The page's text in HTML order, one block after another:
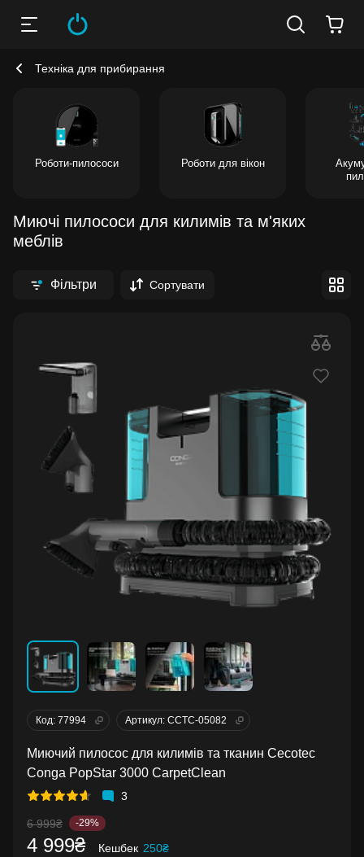
Техніка для прибирання
Роботи-пилососи Роботи для вікон
Миючі пилососи для килимів та м'яких
меблів
Фільтри Сортувати
Код: 77994 Артикул: CCTC-05082
Миючий пилосос для килимів та тканин Cecotec
Conga PopStar 3000 CarpetClean
3
6 999₴ -29%
4 999₴ Кешбек 250₴